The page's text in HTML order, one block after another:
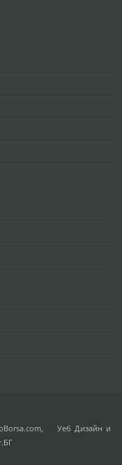
, Уеб Дизайн и